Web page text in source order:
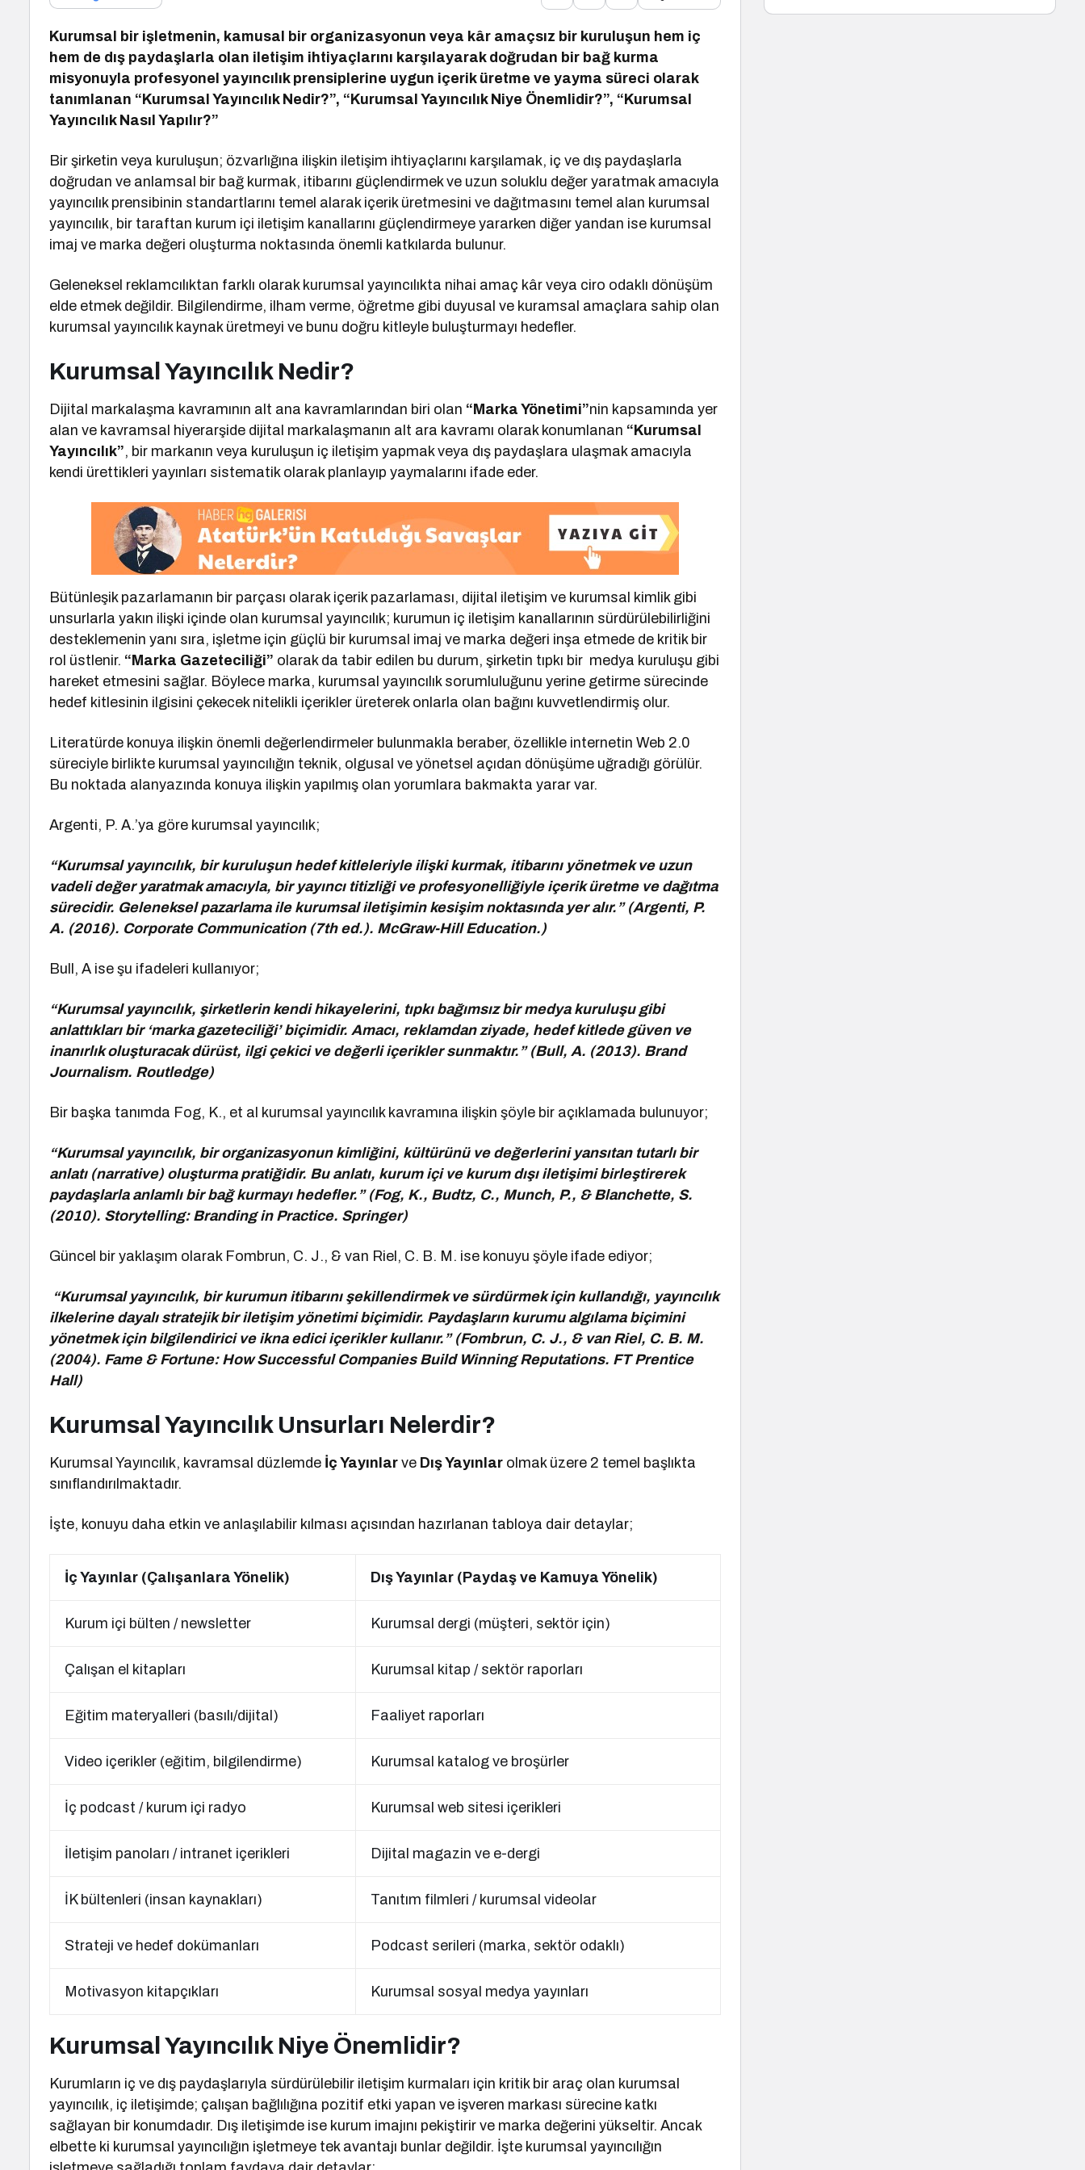
Kurumsal bir işletmenin, kamusal bir organizasyonun veya kâr amaçsız bir kuruluşun hem iç
hem de dış paydaşlarla olan iletişim ihtiyaçlarını karşılayarak doğrudan bir bağ kurma
misyonuyla profesyonel yayıncılık prensiplerine uygun içerik üretme ve yayma süreci olarak
tanımlanan “Kurumsal Yayıncılık Nedir?”, “Kurumsal Yayıncılık Niye Önemlidir?”, “Kurumsal
Yayıncılık Nasıl Yapılır?”
Bir şirketin veya kuruluşun; özvarlığına ilişkin iletişim ihtiyaçlarını karşılamak, iç ve dış paydaşlarla
doğrudan ve anlamsal bir bağ kurmak, itibarını güçlendirmek ve uzun soluklu değer yaratmak amacıyla
yayıncılık prensibinin standartlarını temel alarak içerik üretmesini ve dağıtmasını temel alan kurumsal
yayıncılık, bir taraftan kurum içi iletişim kanallarını güçlendirmeye yararken diğer yandan ise kurumsal
imaj ve marka değeri oluşturma noktasında önemli katkılarda bulunur.
Geleneksel reklamcılıktan farklı olarak kurumsal yayıncılıkta nihai amaç kâr veya ciro odaklı dönüşüm
elde etmek değildir. Bilgilendirme, ilham verme, öğretme gibi duyusal ve kuramsal amaçlara sahip olan
kurumsal yayıncılık kaynak üretmeyi ve bunu doğru kitleyle buluşturmayı hedefler.
Kurumsal Yayıncılık Nedir?
Dijital markalaşma kavramının alt ana kavramlarından biri olan “Marka Yönetimi”nin kapsamında yer
alan ve kavramsal hiyerarşide dijital markalaşmanın alt ara kavramı olarak konumlanan “Kurumsal
Yayıncılık”, bir markanın veya kuruluşun iç iletişim yapmak veya dış paydaşlara ulaşmak amacıyla
kendi ürettikleri yayınları sistematik olarak planlayıp yaymalarını ifade eder.
Bütünleşik pazarlamanın bir parçası olarak içerik pazarlaması, dijital iletişim ve kurumsal kimlik gibi
unsurlarla yakın ilişki içinde olan kurumsal yayıncılık; kurumun iç iletişim kanallarının sürdürülebilirliğini
desteklemenin yanı sıra, işletme için güçlü bir kurumsal imaj ve marka değeri inşa etmede de kritik bir
rol üstlenir. “Marka Gazeteciliği” olarak da tabir edilen bu durum, şirketin tıpkı bir medya kuruluşu gibi
hareket etmesini sağlar. Böylece marka, kurumsal yayıncılık sorumluluğunu yerine getirme sürecinde
hedef kitlesinin ilgisini çekecek nitelikli içerikler üreterek onlarla olan bağını kuvvetlendirmiş olur.
Literatürde konuya ilişkin önemli değerlendirmeler bulunmakla beraber, özellikle internetin Web 2.0
süreciyle birlikte kurumsal yayıncılığın teknik, olgusal ve yönetsel açıdan dönüşüme uğradığı görülür.
Bu noktada alanyazında konuya ilişkin yapılmış olan yorumlara bakmakta yarar var.
Argenti, P. A.’ya göre kurumsal yayıncılık;
“Kurumsal yayıncılık, bir kuruluşun hedef kitleleriyle ilişki kurmak, itibarını yönetmek ve uzun
vadeli değer yaratmak amacıyla, bir yayıncı titizliği ve profesyonelliğiyle içerik üretme ve dağıtma
sürecidir. Geleneksel pazarlama ile kurumsal iletişimin kesişim noktasında yer alır.” (Argenti, P.
A. (2016). Corporate Communication (7th ed.). McGraw-Hill Education.)
Bull, A ise şu ifadeleri kullanıyor;
“Kurumsal yayıncılık, şirketlerin kendi hikayelerini, tıpkı bağımsız bir medya kuruluşu gibi
anlattıkları bir ‘marka gazeteciliği’ biçimidir. Amacı, reklamdan ziyade, hedef kitlede güven ve
inanırlık oluşturacak dürüst, ilgi çekici ve değerli içerikler sunmaktır.” (Bull, A. (2013). Brand
Journalism. Routledge)
Bir başka tanımda Fog, K., et al kurumsal yayıncılık kavramına ilişkin şöyle bir açıklamada bulunuyor;
“Kurumsal yayıncılık, bir organizasyonun kimliğini, kültürünü ve değerlerini yansıtan tutarlı bir
anlatı (narrative) oluşturma pratiğidir. Bu anlatı, kurum içi ve kurum dışı iletişimi birleştirerek
paydaşlarla anlamlı bir bağ kurmayı hedefler.” (Fog, K., Budtz, C., Munch, P., & Blanchette, S.
(2010). Storytelling: Branding in Practice. Springer)
Güncel bir yaklaşım olarak Fombrun, C. J., & van Riel, C. B. M. ise konuyu şöyle ifade ediyor;
“Kurumsal yayıncılık, bir kurumun itibarını şekillendirmek ve sürdürmek için kullandığı, yayıncılık
ilkelerine dayalı stratejik bir iletişim yönetimi biçimidir. Paydaşların kurumu algılama biçimini
yönetmek için bilgilendirici ve ikna edici içerikler kullanır.” (Fombrun, C. J., & van Riel, C. B. M.
(2004). Fame & Fortune: How Successful Companies Build Winning Reputations. FT Prentice
Hall)
Kurumsal Yayıncılık Unsurları Nelerdir?
Kurumsal Yayıncılık, kavramsal düzlemde İç Yayınlar ve Dış Yayınlar olmak üzere 2 temel başlıkta
sınıflandırılmaktadır.
İşte, konuyu daha etkin ve anlaşılabilir kılması açısından hazırlanan tabloya dair detaylar;
İç Yayınlar (Çalışanlara Yönelik) Dış Yayınlar (Paydaş ve Kamuya Yönelik)
Kurum içi bülten / newsletter Kurumsal dergi (müşteri, sektör için)
Çalışan el kitapları Kurumsal kitap / sektör raporları
Eğitim materyalleri (basılı/dijital) Faaliyet raporları
Video içerikler (eğitim, bilgilendirme) Kurumsal katalog ve broşürler
İç podcast / kurum içi radyo Kurumsal web sitesi içerikleri
İletişim panoları / intranet içerikleri Dijital magazin ve e-dergi
İK bültenleri (insan kaynakları) Tanıtım filmleri / kurumsal videolar
Strateji ve hedef dokümanları Podcast serileri (marka, sektör odaklı)
Motivasyon kitapçıkları Kurumsal sosyal medya yayınları
Kurumsal Yayıncılık Niye Önemlidir?
Kurumların iç ve dış paydaşlarıyla sürdürülebilir iletişim kurmaları için kritik bir araç olan kurumsal
yayıncılık, iç iletişimde; çalışan bağlılığına pozitif etki yapan ve işveren markası sürecine katkı
sağlayan bir konumdadır. Dış iletişimde ise kurum imajını pekiştirir ve marka değerini yükseltir. Ancak
elbette ki kurumsal yayıncılığın işletmeye tek avantajı bunlar değildir. İşte kurumsal yayıncılığın